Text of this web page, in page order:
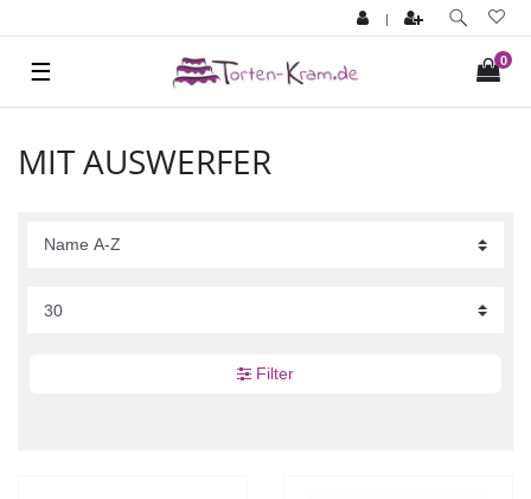
|
0
☰
MIT AUSWERFER
Filter